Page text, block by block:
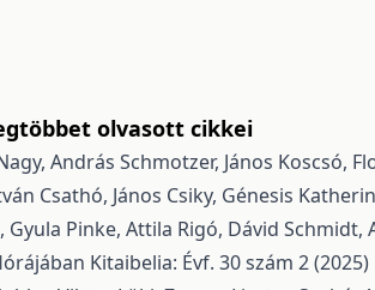
olvasott cikkei
András Schmotzer, János Koscsó,
Csathó, János Csiky, Génesis
Gyula Pinke, Attila Rigó, Dávid
Kitaibelia: Évf. 30 szám 2 (2025)